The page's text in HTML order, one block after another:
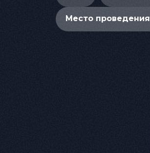
Место проведения